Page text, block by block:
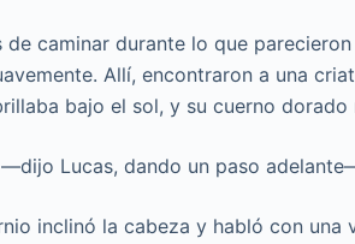
de caminar durante lo que
Allí, encontraron a una
bajo el sol, y su cuerno
Lucas, dando un paso
inclinó la cabeza y habló con una